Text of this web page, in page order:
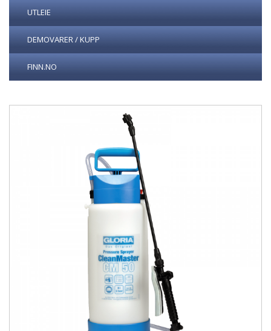
UTLEIE
DEMOVARER / KUPP
FINN.NO